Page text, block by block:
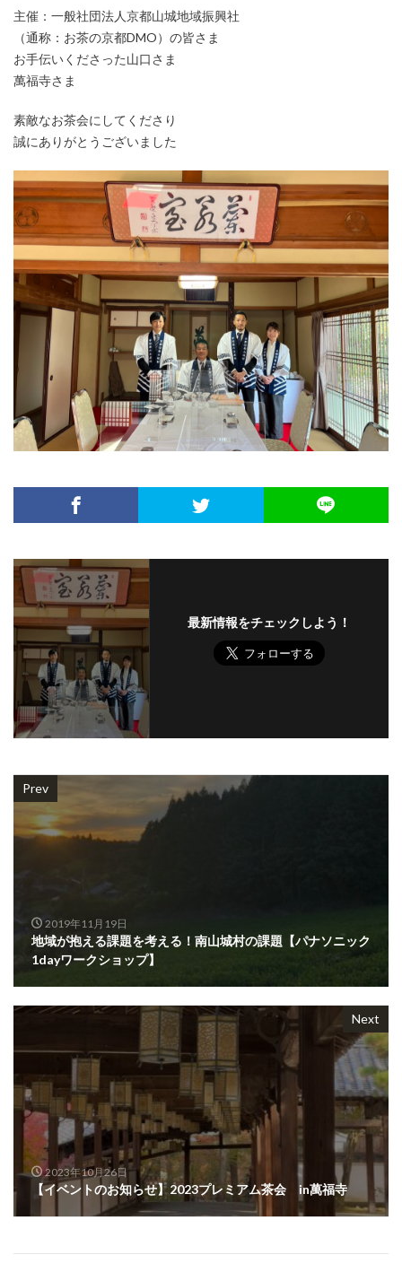
主催：一般社団法人京都山城地域振興社
（通称：お茶の京都DMO）の皆さま
お手伝いくださった山口さま
萬福寺さま
素敵なお茶会にしてくださり
誠にありがとうございました
最新情報をチェックしよう！
Prev
2019年11月19日
地域が抱える課題を考える！南山城村の課題【パナソニック
1dayワークショップ】
Next
2023年10月26日
【イベントのお知らせ】2023プレミアム茶会 in萬福寺